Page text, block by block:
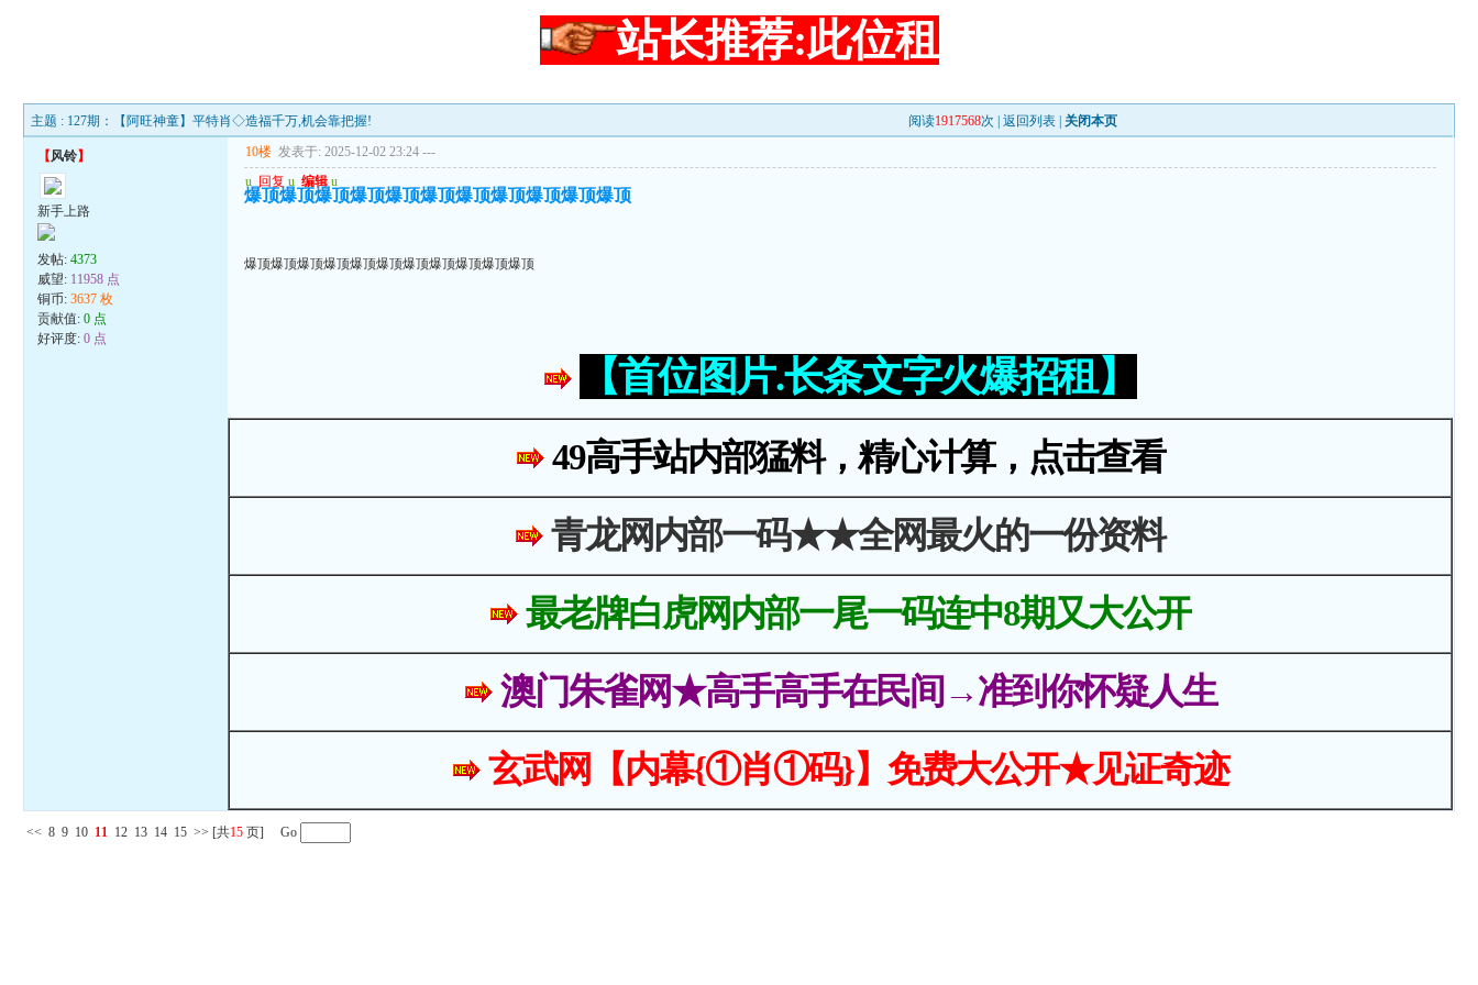
站长推荐:此位租
主题 : 127期：【阿旺神童】平特肖◇造福千万,机会靠把握! 阅读1917568次 |返回列表 关闭本页
【风铃】
新手上路
发帖:4373
威望: 11958 点
铜币:3637 枚
贡献值:0 点
好评度:0 点
10楼 发表于: 2025-12-02 23:24 ---
u 回复 u 编辑 u
爆顶爆顶爆顶爆顶爆顶爆顶爆顶爆顶爆顶爆顶爆顶
爆顶爆顶爆顶爆顶爆顶爆顶爆顶爆顶爆顶爆顶爆顶
【首位图片.长条文字火爆招租】
49高手站内部猛料，精心计算，点击查看
青龙网内部一码★★全网最火的一份资料
最老牌白虎网内部一尾一码连中8期又大公开
澳门朱雀网★高手高手在民间→准到你怀疑人生
玄武网【内幕{①肖①码}】免费大公开★见证奇迹
<< 8 9 10 11 12 13 14 15 >> [共15 页] Go